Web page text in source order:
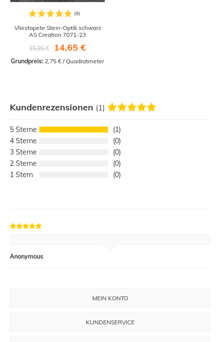
Vliestapete Stein-Optik schwarz
AS Creation 7071-23
35,95 €
14,65 €
Grundpreis: 2,75 € / Quadratmeter
Kundenrezensionen (1)
5
1
4
0
3
0
2
0
1
0
Anonymous
MEIN KONTO
KUNDENSERVICE